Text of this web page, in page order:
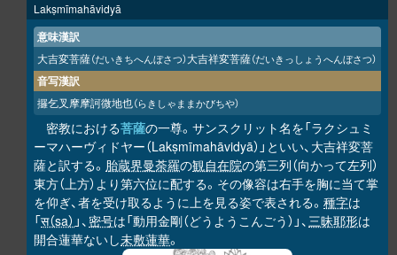
Lakṣmīmahāvidyā
意味漢訳
大吉変菩薩（だいきちへんぼさつ）大吉祥変菩薩（だいきっしょうへんぼさつ）
音写漢訳
攞乞叉摩摩訶微地也（らきしゃままかびちや）
密教における菩薩の一尊。サンスクリット名を「ラクシュミ
ーマハーヴィドヤー（Lakṣmīmahāvidyā）」といい、大吉祥変菩
薩と訳する。 胎蔵界曼荼羅の観自在院の第三列（向かって左列）
東方（上方）より第六位に配する。その像容は右手を胸に当て掌
を仰ぎ、者を受け取るように上を見る姿で表される。 種字は
「स（sa） 」、 密号は「動用金剛（どうようこんごう）」、三昧耶形は
開合蓮華ないし未敷蓮華。